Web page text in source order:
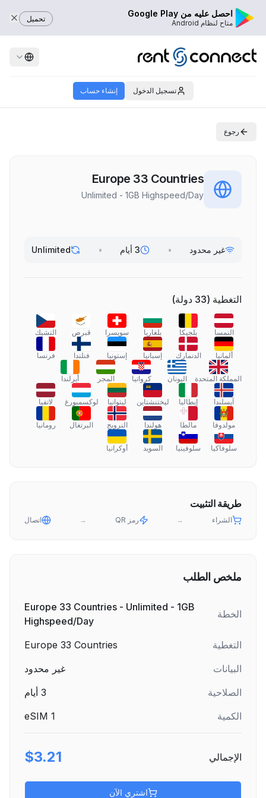
احصل عليه من Google Play
متاح لنظام Android تحميل
تسجيل الدخول إنشاء حساب
رجوع
Europe 33 Countries
Unlimited - 1GB Highspeed/Day
غير محدود • 3 أيام •
Unlimited
التغطية (
33 دولة)
النمسا بلجيكا بلغاريا سويسرا قبرص التشيك
ألمانيا الدنمارك إسبانيا إستونيا فنلندا فرنسا
المملكة المتحدة اليونان كرواتيا المجر أيرلندا
آيسلندا إيطاليا ليختنشتاين ليتوانيا لوكسمبورغ لاتفيا
مولدوفا مالطا هولندا النرويج البرتغال رومانيا
سلوفاكيا سلوفينيا السويد أوكرانيا
طريقة التثبيت
الشراء → رمز QR → اتصال
ملخص الطلب
الخطة
Europe 33 Countries - Unlimited - 1GB
Highspeed/Day
التغطية
Europe 33 Countries
البيانات
غير محدود
الصلاحية
3 أيام
الكمية
1
الإجمالي $3.21
اشتري الآن